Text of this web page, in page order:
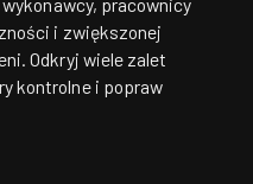
pracownicy
i zwiększonej
Odkryj wiele zalet
kontrolne i popraw